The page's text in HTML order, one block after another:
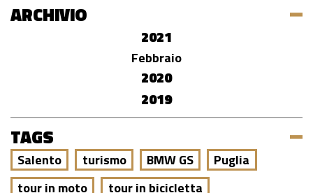
ARCHIVIO
2021
Febbraio
2020
2019
TAGS
Salento turismo BMW GS
Puglia
tour in moto
tour in bicicletta